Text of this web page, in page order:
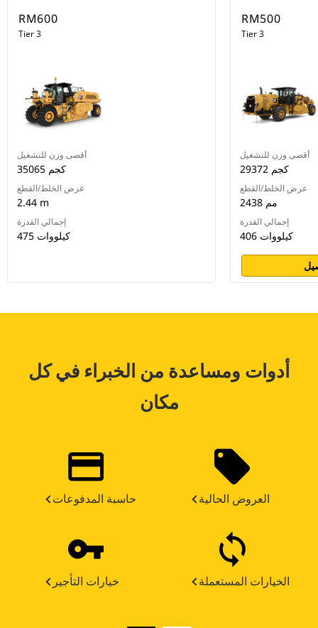
RM600
Tier 3
أقصى وزن للتشغيل
35065 كجم
عرض الخلط/القطع
2.44 m
إجمالي القدرة
475 كيلووات
RM500
Tier 3
أقصى وزن للتشغيل
29372 كجم
عرض الخلط/القطع
2438 مم
إجمالي القدرة
406 كيلووات
أدوات ومساعدة من الخبراء في كل
مكان
حاسبة المدفوعات العروض الحالية
خيارات التأجير الخيارات المستعملة